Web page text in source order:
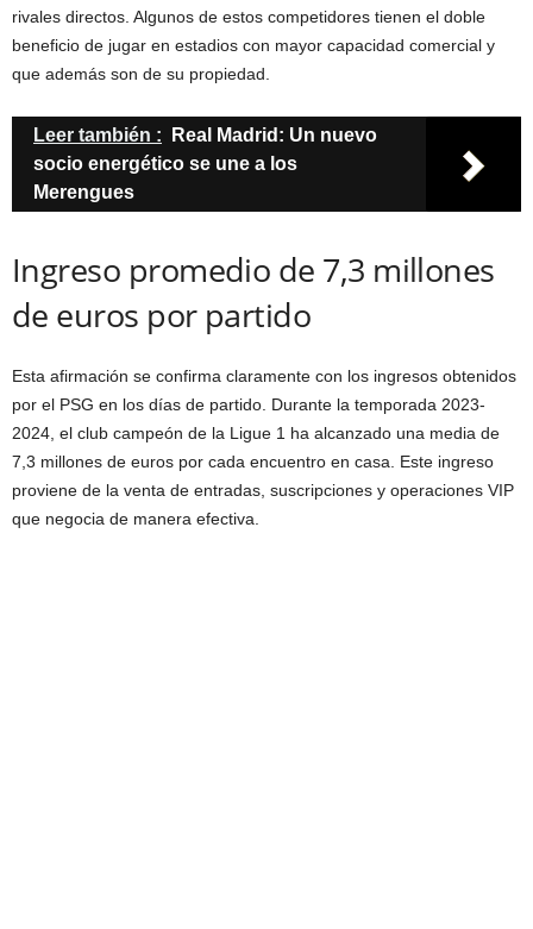
rivales directos. Algunos de estos competidores tienen el doble
beneficio de jugar en estadios con mayor capacidad comercial y
que además son de su propiedad.
Leer también :
Real Madrid: Un nuevo
socio energético se une a los
Merengues
Ingreso promedio de 7,3 millones
de euros por partido
Esta afirmación se confirma claramente con los ingresos obtenidos
por el PSG en los días de partido. Durante la temporada 2023-
2024, el club campeón de la Ligue 1 ha alcanzado una media de
7,3 millones de euros por cada encuentro en casa. Este ingreso
proviene de la venta de entradas, suscripciones y operaciones VIP
que negocia de manera efectiva.